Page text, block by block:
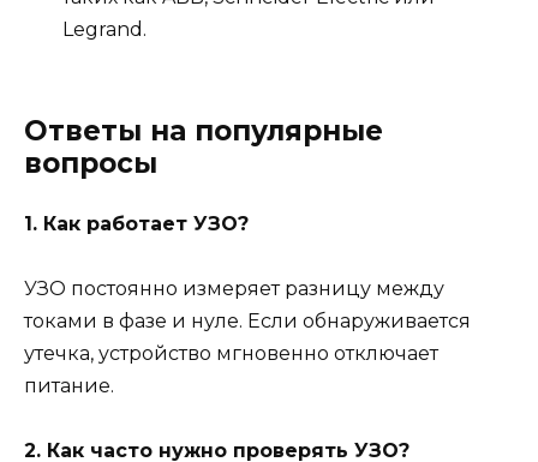
Legrand.
Ответы на популярные
вопросы
1. Как работает УЗО?
УЗО постоянно измеряет разницу между
токами в фазе и нуле. Если обнаруживается
утечка, устройство мгновенно отключает
питание.
2. Как часто нужно проверять УЗО?